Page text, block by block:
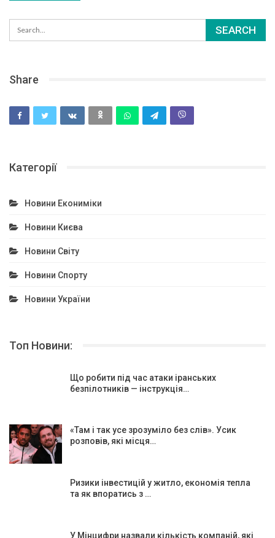
Share
Категорії
Новини Екониміки
Новини Києва
Новини Світу
Новини Спорту
Новини України
Топ Новини:
Що робити під час атаки іранських
безпілотників — інструкція…
«Там і так усе зрозуміло без слів». Усик
розповів, які місця…
Ризики інвестицій у житло, економія тепла
та як впоратись з …
У Мінцифри назвали кількість компаній, які